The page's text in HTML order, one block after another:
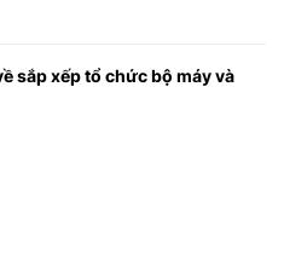
sắp xếp tổ chức bộ máy và